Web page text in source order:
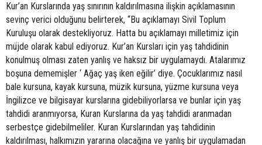
Kur’an Kurslarında yaş sınırının kaldırılmasına ilişkin açıklamasının
sevinç verici olduğunu belirterek, “Bu açıklamayı Sivil Toplum
Kuruluşu olarak destekliyoruz. Hatta bu açıklamayı milletimiz için
müjde olarak kabul ediyoruz. Kur’an Kursları için yaş tahdidinin
konulmuş olması zaten yanlış ve haksız bir uygulamaydı. Atalarımız
boşuna dememişler ‘ Ağaç yaş iken eğilir’ diye. Çocuklarımız nasıl
bale kursuna, kayak kursuna, müzik kursuna, yüzme kursuna veya
İngilizce ve bilgisayar kurslarına gidebiliyorlarsa ve bunlar için yaş
tahdidi aranmıyorsa, Kuran Kurslarına da yaş tahdidi aranmadan
serbestçe gidebilmeliler. Kuran Kurslarından yaş tahdidinin
kaldırılması, halkımızın yararına olacağına ve yanlış bir uygulamadan